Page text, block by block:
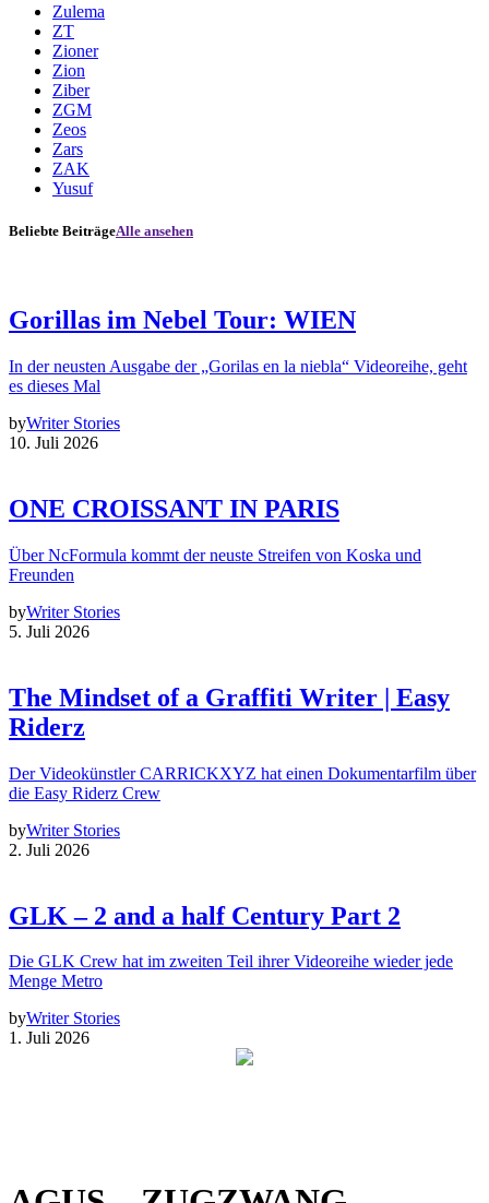
Zulema
ZT
Zioner
Zion
Ziber
ZGM
Zeos
Zars
ZAK
Yusuf
Beliebte BeiträgeAlle ansehen
Gorillas im Nebel Tour: WIEN
In der neusten Ausgabe der „Gorilas en la niebla“ Videoreihe, geht
es dieses Mal
byWriter Stories
10. Juli 2026
ONE CROISSANT IN PARIS
Über NcFormula kommt der neuste Streifen von Koska und
Freunden
byWriter Stories
5. Juli 2026
The Mindset of a Graffiti Writer | Easy
Riderz
Der Videokünstler CARRICKXYZ hat einen Dokumentarfilm über
die Easy Riderz Crew
byWriter Stories
2. Juli 2026
GLK – 2 and a half Century Part 2
Die GLK Crew hat im zweiten Teil ihrer Videoreihe wieder jede
Menge Metro
byWriter Stories
1. Juli 2026